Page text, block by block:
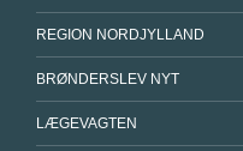
REGION NORDJYLLAND
BRØNDERSLEV NYT
LÆGEVAGTEN